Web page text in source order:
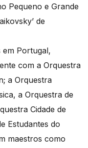
Pequeno e Grande
de
Portugal,
com a Orquestra
a Orquestra
a Orquestra de
Cidade de
Estudantes do
maestros como